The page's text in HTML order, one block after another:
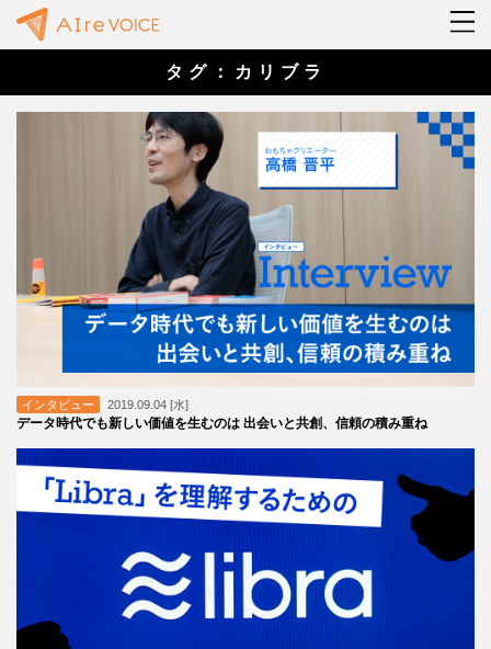
タグ：カリブラ
インタビュー 2019.09.04 [水]
データ時代でも新しい価値を生むのは 出会いと共創、信頼の積み重ね